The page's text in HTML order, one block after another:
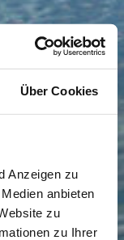
Über Cookies
Anzeigen zu
anbieten
zu
zu Ihrer